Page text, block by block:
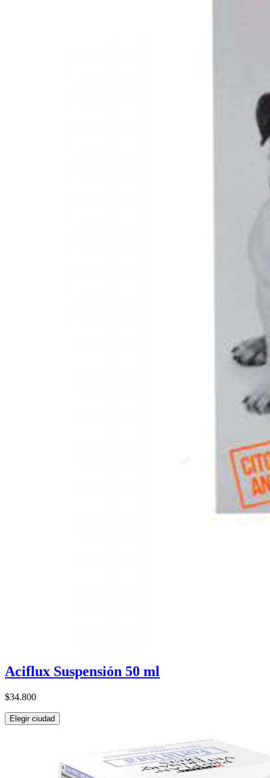
Aciflux Suspensión 50 ml
$34.800
Elegir ciudad